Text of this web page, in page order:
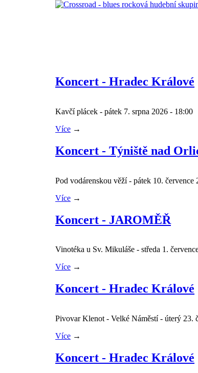
Skip
Koncert - Hradec Králové
Kavčí plácek - pátek 7. srpna 2026 - 18:00
Více →
Koncert - Týniště nad
Pod vodárenskou věží - pátek 10. července
Více →
Koncert - JAROMĚŘ
Vinotéka u Sv. Mikuláše - středa 1.
Více →
Koncert - Hradec Králové
Pivovar Klenot - Velké Náměstí - úterý 23.
Více →
Koncert - Hradec Králové